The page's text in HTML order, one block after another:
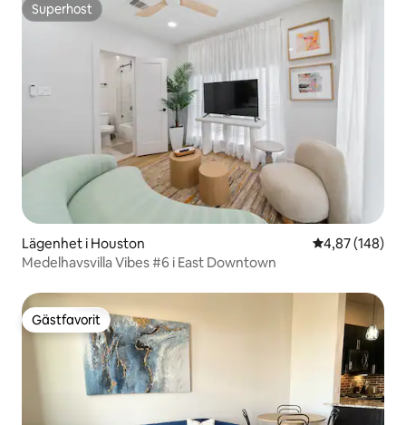
Superhost
Superhost
Lägenhet i Houston 4,87 av 5 i
4,87 (148)
Medelhavsvilla Vibes #6 i East Downtown
Gästfavorit
Gästfavorit